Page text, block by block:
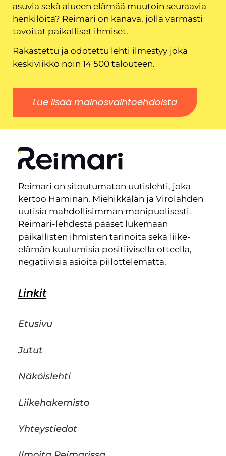
asuvia sekä alueen elämää muutoin seuraavia
henkilöitä? Reimari on kanava, jolla varmasti
tavoitat paikalliset ihmiset.
Rakastettu ja odotettu lehti ilmestyy joka
keskiviikko noin 14 500 talouteen.
Lue lisää mainosvaihtoehdoista
Reimari on sitoutumaton uutislehti, joka
kertoo Haminan, Miehikkälän ja Virolahden
uutisia mahdollisimman monipuolisesti.
Reimari-lehdestä pääset lukemaan
paikallisten ihmisten tarinoita sekä liike-
elämän kuulumisia positiivisella otteella,
negatiivisia asioita piilottelematta.
Linkit
Etusivu
Jutut
Näköislehti
Liikehakemisto
Yhteystiedot